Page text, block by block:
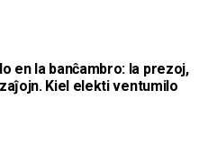
en la banĉambro: la prezoj,
Kiel elekti ventumilo